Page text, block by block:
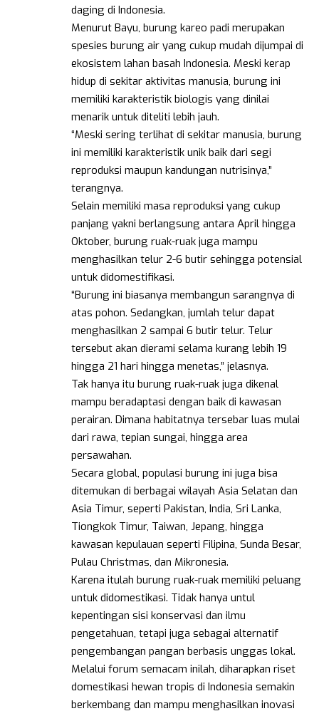
daging di Indonesia.
Menurut Bayu, burung kareo padi merupakan
spesies burung air yang cukup mudah dijumpai di
ekosistem lahan basah Indonesia. Meski kerap
hidup di sekitar aktivitas manusia, burung ini
memiliki karakteristik biologis yang dinilai
menarik untuk diteliti lebih jauh.
“Meski sering terlihat di sekitar manusia, burung
ini memiliki karakteristik unik baik dari segi
reproduksi maupun kandungan nutrisinya,”
terangnya.
Selain memiliki masa reproduksi yang cukup
panjang yakni berlangsung antara April hingga
Oktober, burung ruak-ruak juga mampu
menghasilkan telur 2-6 butir sehingga potensial
untuk didomestifikasi.
“Burung ini biasanya membangun sarangnya di
atas pohon. Sedangkan, jumlah telur dapat
menghasilkan 2 sampai 6 butir telur. Telur
tersebut akan dierami selama kurang lebih 19
hingga 21 hari hingga menetas,” jelasnya.
Tak hanya itu burung ruak-ruak juga dikenal
mampu beradaptasi dengan baik di kawasan
perairan. Dimana habitatnya tersebar luas mulai
dari rawa, tepian sungai, hingga area
persawahan.
Secara global, populasi burung ini juga bisa
ditemukan di berbagai wilayah Asia Selatan dan
Asia Timur, seperti Pakistan, India, Sri Lanka,
Tiongkok Timur, Taiwan, Jepang, hingga
kawasan kepulauan seperti Filipina, Sunda Besar,
Pulau Christmas, dan Mikronesia.
Karena itulah burung ruak-ruak memiliki peluang
untuk didomestikasi. Tidak hanya untul
kepentingan sisi konservasi dan ilmu
pengetahuan, tetapi juga sebagai alternatif
pengembangan pangan berbasis unggas lokal.
Melalui forum semacam inilah, diharapkan riset
domestikasi hewan tropis di Indonesia semakin
berkembang dan mampu menghasilkan inovasi